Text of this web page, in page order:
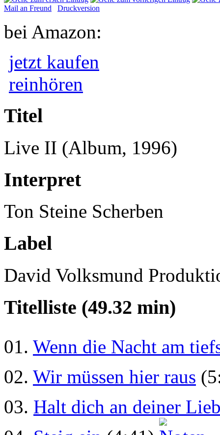
Mail an Freund Druckversion
bei Amazon:
jetzt kaufen
reinhören
Titel
Live II (Album, 1996)
Interpret
Ton Steine Scherben
Label
David Volksmund
Titelliste (49.32 min)
01. Wenn die Nacht am
02. Wir müssen hier raus
03. Halt dich an deiner